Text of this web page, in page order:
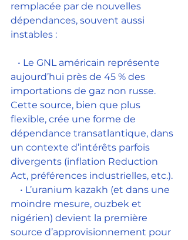
remplacée par de nouvelles
dépendances, souvent aussi
instables :
aujourd’hui près de 45 % des
importations de gaz non russe.
Cette source, bien que plus
flexible, crée une forme de
dépendance transatlantique, dans
un contexte d’intérêts parfois
divergents (inflation Reduction
Act, préférences industrielles, etc.).
moindre mesure, ouzbek et
nigérien) devient la première
source d’approvisionnement pour